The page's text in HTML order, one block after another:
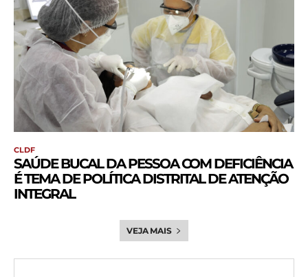
CLDF
SAÚDE BUCAL DA PESSOA COM DEFICIÊNCIA
É TEMA DE POLÍTICA DISTRITAL DE ATENÇÃO
INTEGRAL
VEJA MAIS